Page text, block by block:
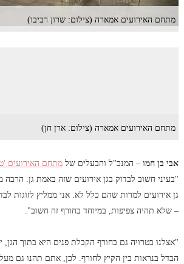
מתחם האירועים אמארה (צילום: שרון רביבו)
מתחם האירועים אמארה (צילום: ארן חן)
אבי בן חמו– המנכ"ל והבעלים של מתחם האירועים
"בעיני חשוב לבדוק בגן אירועים שזה באמת גן.
גן אירועים למרות שהם כלל לא. אני ממליץ לזוגות
– שלא תהיה צפיפות, במיוחד בחורף זה חשוב".
"אצלנו בטרויה גם בחורף הקבלת פנים היא בתוך הגן,
הבדל בנראות בין הקיץ לחורף. לכן, אתם תהנו גם